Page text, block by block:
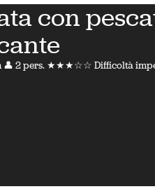
con
👤 2 pers. ★★★☆☆ Difficoltà